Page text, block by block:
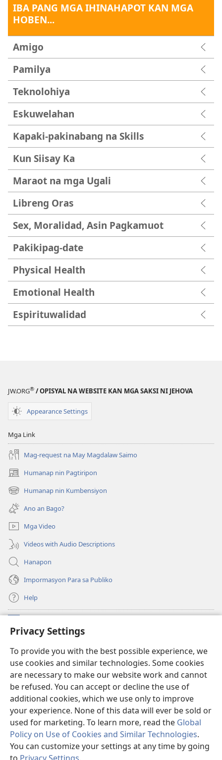
Privacy Settings
To provide you with the best possible experience, we
use cookies and similar technologies. Some cookies
are necessary to make our website work and cannot
be refused. You can accept or decline the use of
additional cookies, which we use only to improve
your experience. None of this data will ever be sold or
used for marketing. To learn more, read the Global
Policy on Use of Cookies and Similar Technologies.
You can customize your settings at any time by going
IBA PANG MGA IHINAHAPOT KAN MGA
HOBEN...
Amigo
Pamilya
Teknolohiya
Eskuwelahan
Kapaki-pakinabang na Skills
Kun Siisay Ka
Maraot na mga Ugali
Libreng Oras
Sex, Moralidad, Asin Pagkamuot
Pakikipag-date
Physical Health
Emotional Health
Espirituwalidad
JW.ORG® / OPISYAL NA WEBSITE KAN MGA SAKSI NI JEHOVA
Appearance Settings
Mga Link
Mag-request na May Magdalaw Saimo
Humanap nin Pagtiripon
(opens
new
window)
Humanap nin Kumbensiyon
(opens
new
window)
Ano an Bago?
Mga Video
Videos with Audio Descriptions
Hanapon
Impormasyon Para sa Publiko
Help
(opens
new
Watchtower ONLINE NA LIBRARYA
(opens
new
window)JW Hub
(opens
new
window)JW Library ®
Copyright© 2026 Watch Tower Bible and Tract Society of Pennsylvania.
KASUNDUAN SA PAGGAMIT